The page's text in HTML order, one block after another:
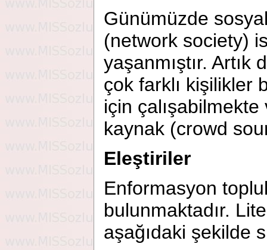
Günümüzde
(network society)
yaşanmıştır. Artık
çok farklı kişilikler
için
kaynak (crowd
Eleştiriler
Enformasyon
bulunmaktadır.
aşağıdaki şekilde